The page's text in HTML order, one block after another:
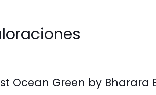
Ocean Green by Bharara